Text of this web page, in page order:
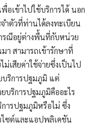
อเข้าไปใช้บริการได้ นอก
ำตัวที่ท่านได้ลงทะเบียน
รณีอยู่ต่างพื้นที่กับหน่วย
า สามารถเข้ารักษาที่
เสียค่าใช้จ่ายซึ่งเป็นไป
ริการปฐมภูมิ แต่
บริการปฐมภูมิคืออะไร
ารปฐมภูมิหรือไม่ ซึ่ง
ไซต์และแอปพลิเคชัน